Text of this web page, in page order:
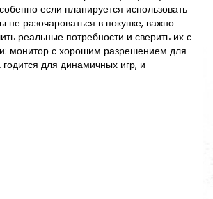
если планируется использовать
не разочароваться в покупке, важно
реальные потребности и сверить их с
монитор с хорошим разрешением для
годится для динамичных игр, и